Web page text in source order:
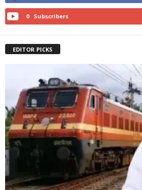
0 Subscribers
EDITOR PICKS